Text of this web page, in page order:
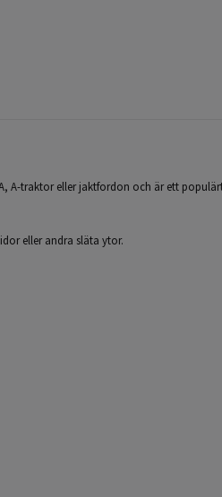
A-traktor eller jaktfordon och är ett
eller andra släta ytor.